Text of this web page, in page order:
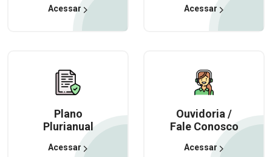
Acessar Acessar
Plano
Plurianual
Acessar
Ouvidoria /
Fale Conosco
Acessar